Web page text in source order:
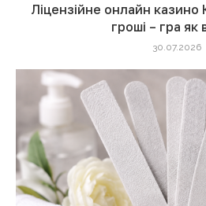
Ліцензійне онлайн казино
гроші – гра як
30.07.2026